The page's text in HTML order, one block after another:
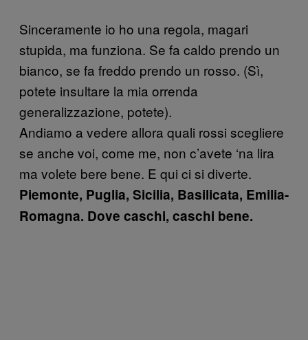
Sinceramente io ho una regola, magari
stupida, ma funziona. Se fa caldo prendo un
bianco, se fa freddo prendo un rosso. (Sì,
potete insultare la mia orrenda
generalizzazione, potete).
Andiamo a vedere allora quali rossi scegliere
se anche voi, come me, non c’avete ‘na lira
ma volete bere bene. E qui ci si diverte.
Piemonte, Puglia, Sicilia, Basilicata, Emilia-
Romagna. Dove caschi, caschi bene.